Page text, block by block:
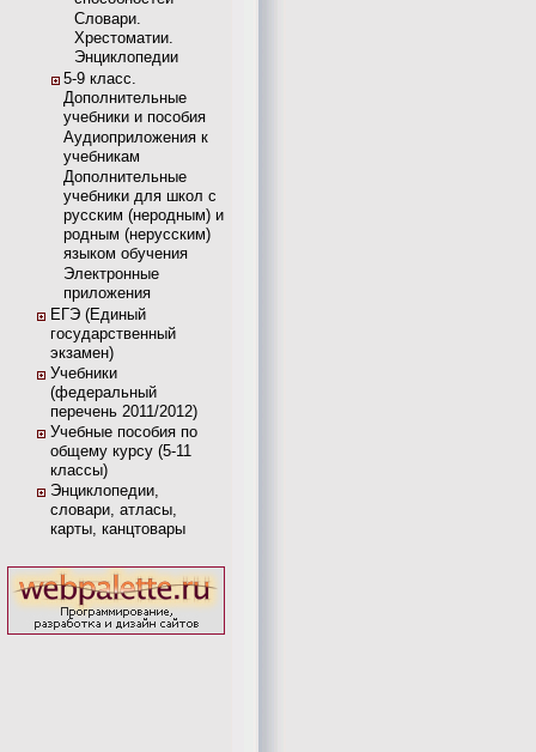
Словари.
Хрестоматии.
Энциклопедии
5-9 класс.
Дополнительные
учебники и пособия
Аудиоприложения к
учебникам
Дополнительные
учебники для школ с
русским (неродным) и
родным (нерусским)
языком обучения
Электронные
приложения
ЕГЭ (Единый
государственный
экзамен)
Учебники
(федеральный
перечень 2011/2012)
Учебные пособия по
общему курсу (5-11
классы)
Энциклопедии,
словари, атласы,
карты, канцтовары